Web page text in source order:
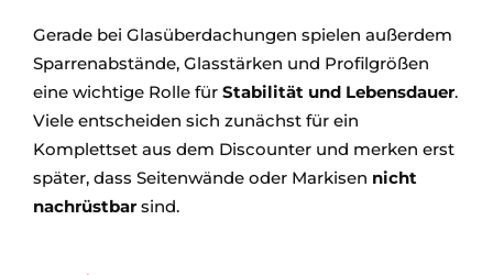
Gerade bei Glasüberdachungen spielen außerdem
Sparrenabstände, Glasstärken und Profilgrößen
eine wichtige Rolle für Stabilität und Lebensdauer.
Viele entscheiden sich zunächst für ein
Komplettset aus dem Discounter und merken erst
später, dass Seitenwände oder Markisen nicht
nachrüstbar sind.